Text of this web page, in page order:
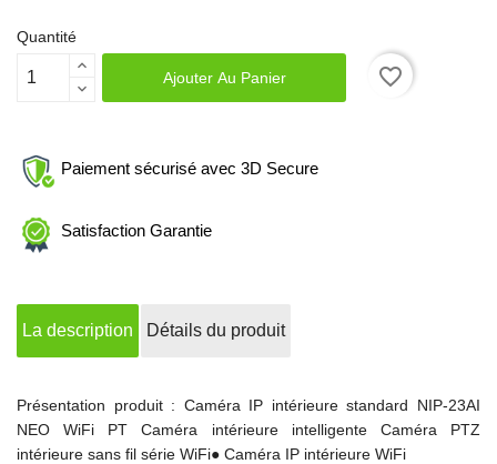
Quantité
Ajouter Au Panier favorite_border
Paiement sécurisé avec 3D Secure
Satisfaction Garantie
La description Détails du produit
Présentation produit : Caméra IP intérieure standard NIP-23AI
NEO WiFi PT Caméra intérieure intelligente Caméra PTZ
intérieure sans fil série WiFi● Caméra IP intérieure WiFi